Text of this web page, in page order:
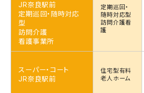
JR奈良駅前
定期巡回・随時対応
型
訪問介護
看護事業所
定期巡回・
随時対応型
訪問介護看
護
スーパー・コート
JR奈良駅前
住宅型有料
老人ホーム